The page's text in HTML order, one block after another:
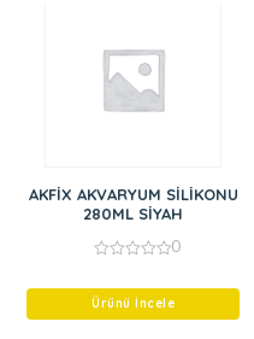
AKFİX AKVARYUM SİLİKONU
280ML SİYAH
of
0
Ürünü İncele